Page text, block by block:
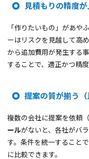
見積もりの精度が
「作りたいもの」があや
ーはリスクを見越して高
から追加費用が発生する
することで、適正かつ精
提案の質が揃う（
複数の会社に提案を依頼
ールがないと、各社がバ
す。条件を統一すること
に比較できます。